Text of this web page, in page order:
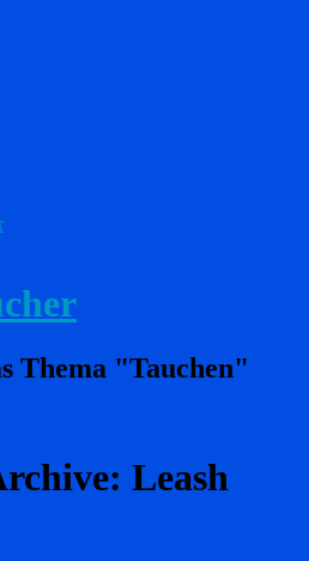
Thema "Tauchen"
Leash